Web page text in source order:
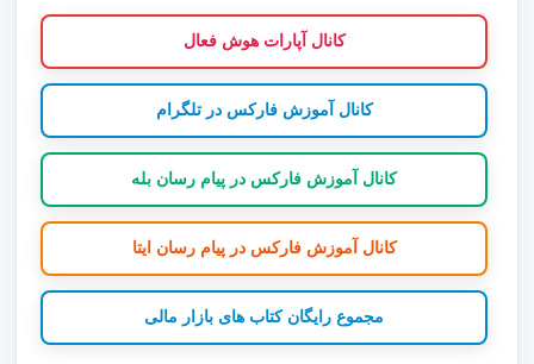
کانال آپارات هوش فعال
کانال آموزش فارکس در تلگرام
کانال آموزش فارکس در پیام رسان بله
کانال آموزش فارکس در پیام رسان ایتا
مجموع رایگان کتاب های بازار مالی